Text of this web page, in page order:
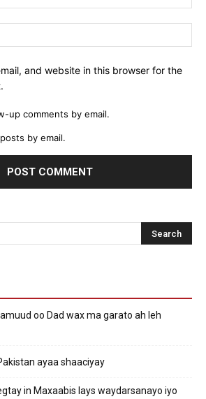
and website in this browser for the
up comments by email.
by email.
oo Dad wax ma garato ah leh
ayaa shaaciyay
in Maxaabis lays waydarsanayo iyo